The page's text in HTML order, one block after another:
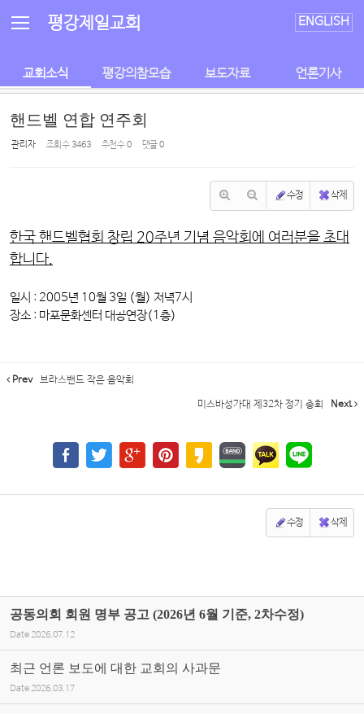
평강제일교회 ENGLISH
교회소식 평강의참모습 보도자료 언론기사
핸드벨 연합 연주회
관리자 조회 수3463 추천 수0 댓글0
수정 삭제
한국 핸드벨협회 창립 20주년 기념 음악회에 여러분을 초대
합니다.
일시 : 2005년 10월 3일 (월) 저녁7시
장소 : 마포문화센터 대공연장(1층)
Prev 브라스밴드 작은 음악회
미스바성가대 제32차 정기 총회 Next
수정 삭제
공동의회 회원 명부 공고 (2026년 6월 기준, 2차수정)
Date 2026.07.12
최근 언론 보도에 대한 교회의 사과문
Date 2026.03.17